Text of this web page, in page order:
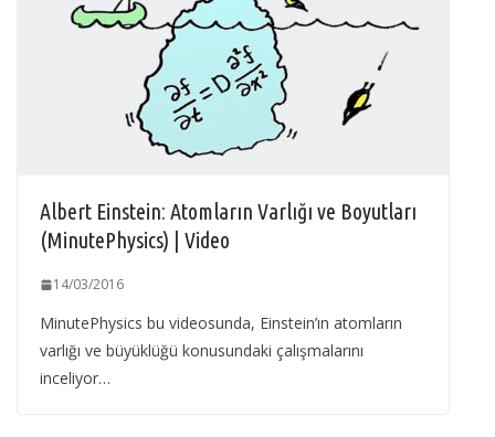
Albert Einstein: Atomların Varlığı ve Boyutları
(MinutePhysics) | Video
14/03/2016
MinutePhysics bu videosunda, Einstein’ın atomların
varlığı ve büyüklüğü konusundaki çalışmalarını
inceliyor…